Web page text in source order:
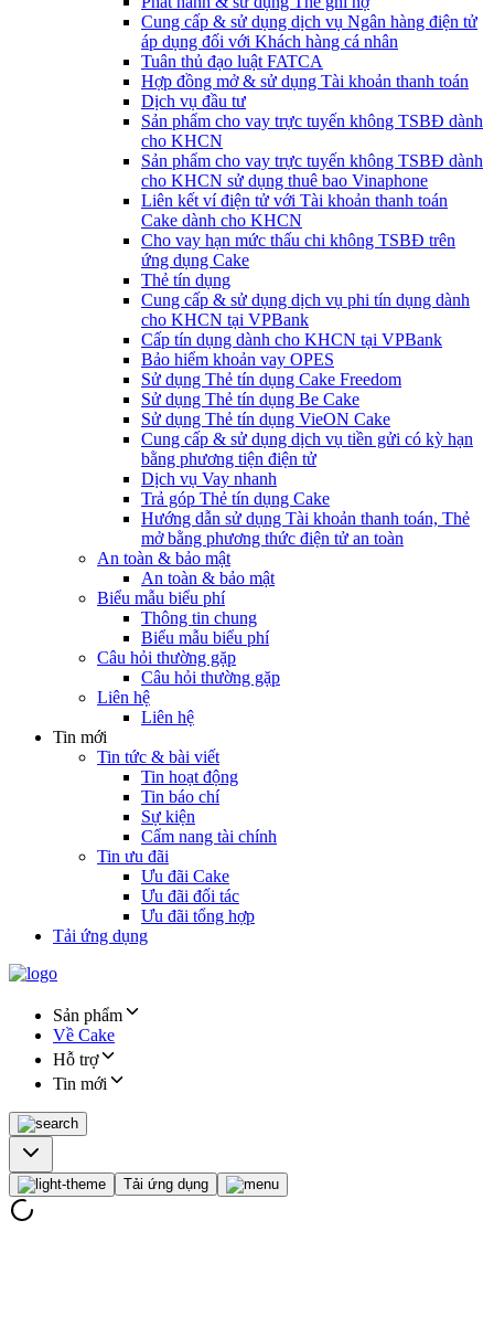
Cung cấp & sử dụng dịch vụ Ngân hàng điện tử
áp dụng đối với Khách hàng cá nhân
Tuân thủ đạo luật FATCA
Hợp đồng mở & sử dụng Tài khoản thanh toán
Dịch vụ đầu tư
Sản phẩm cho vay trực tuyến không TSBĐ dành
cho KHCN
Sản phẩm cho vay trực tuyến không TSBĐ dành
cho KHCN sử dụng thuê bao Vinaphone
Liên kết ví điện tử với Tài khoản thanh toán
Cake dành cho KHCN
Cho vay hạn mức thấu chi không TSBĐ trên
ứng dụng Cake
Thẻ tín dụng
Cung cấp & sử dụng dịch vụ phi tín dụng dành
cho KHCN tại VPBank
Cấp tín dụng dành cho KHCN tại VPBank
Bảo hiểm khoản vay OPES
Sử dụng Thẻ tín dụng Cake Freedom
Sử dụng Thẻ tín dụng Be Cake
Sử dụng Thẻ tín dụng VieON Cake
Cung cấp & sử dụng dịch vụ tiền gửi có kỳ hạn
bằng phương tiện điện tử
Dịch vụ Vay nhanh
Trả góp Thẻ tín dụng Cake
Hướng dẫn sử dụng Tài khoản thanh toán, Thẻ
mở bằng phương thức điện tử an toàn
An toàn & bảo mật
An toàn & bảo mật
Biểu mẫu biểu phí
Thông tin chung
Biểu mẫu biểu phí
Câu hỏi thường gặp
Câu hỏi thường gặp
Liên hệ
Liên hệ
Tin mới
Tin tức & bài viết
Tin hoạt động
Tin báo chí
Sự kiện
Cẩm nang tài chính
Tin ưu đãi
Ưu đãi Cake
Ưu đãi đối tác
Ưu đãi tổng hợp
Tải ứng dụng
Sản phẩm
Về Cake
Hỗ trợ
Tin mới
Tải ứng dụng